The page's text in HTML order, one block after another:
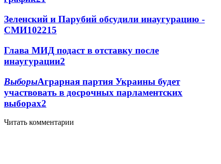
Зеленский и Парубий обсудили инаугурацию -
СМИ102215
Глава МИД подаст в отставку после
инаугурации2
ВыборыАграрная партия Украины будет
участвовать в досрочных парламентских
выборах2
Читать комментарии